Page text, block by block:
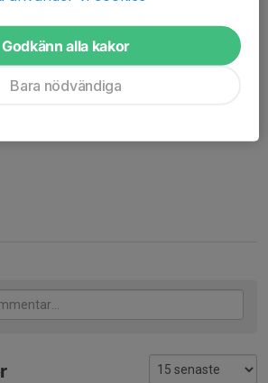
länk:Anmälan WIK fotbollsskola
är fredagen den 29 maj.
Godkänn alla kakor
Bara nödvändiga